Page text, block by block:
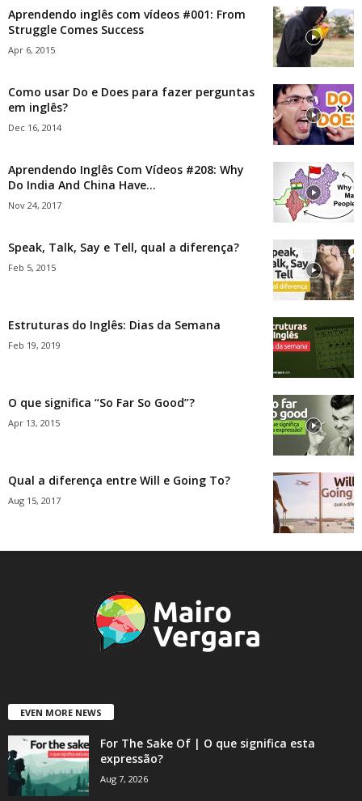
Aprendendo inglês com vídeos #001: From
Struggle Comes Success
Apr 6, 2015
Como usar Do e Does para fazer perguntas
em inglês?
Dec 16, 2014
Aprendendo Inglês Com Vídeos #208: Why
Do India And China Have...
Nov 24, 2017
Speak, Talk, Say e Tell, qual a diferença?
Feb 5, 2015
Estruturas do Inglês: Dias da Semana
Feb 19, 2019
O que significa “So Far So Good”?
Apr 13, 2015
Qual a diferença entre Will e Going To?
Aug 15, 2017
EVEN MORE NEWS
For The Sake Of | O que significa esta
expressão?
Aug 7, 2026